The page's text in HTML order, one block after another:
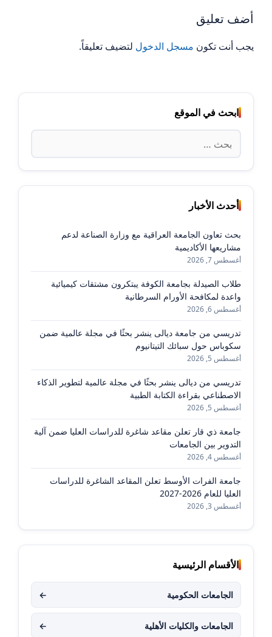
أضف تعليق
يجب أنت تكون مسجل الدخول لتضيف تعليقاً.
ابحث في الموقع
البحث
عن:
أحدث الأخبار
بحث تعاون الجامعة العراقية مع وزارة الصناعة لدعم
مشاريعها الأكاديمية
أغسطس 7, 2026
طلاب الصيدلة بجامعة الكوفة يبتكرون مشتقات كيميائية
واعدة لمكافحة الأورام السرطانية
أغسطس 6, 2026
تدريسي من جامعة ديالى ينشر بحثًا في مجلة عالمية ضمن
سكوباس حول سبائك التيتانيوم
أغسطس 5, 2026
تدريسي من ديالى ينشر بحثًا في مجلة عالمية لتطوير الذكاء
الاصطناعي بقراءة الكتابة الطبية
أغسطس 5, 2026
جامعة ذي قار تعلن مقاعد شاغرة للدراسات العليا ضمن آلية
التدوير بين الجامعات
أغسطس 4, 2026
جامعة الفرات الأوسط تعلن المقاعد الشاغرة للدراسات
العليا للعام 2026-2027
أغسطس 3, 2026
الأقسام الرئيسية
الجامعات الحكومية ←
الجامعات والكليات الأهلية ←